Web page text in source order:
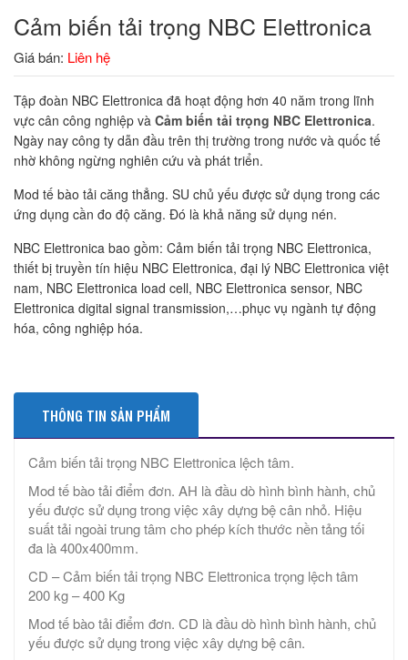
Cảm biến tải trọng NBC Elettronica
Giá bán: Liên hệ
Tập đoàn NBC Elettronica đã hoạt động hơn 40 năm trong lĩnh
vực cân công nghiệp và Cảm biến tải trọng NBC Elettronica.
Ngày nay công ty dẫn đầu trên thị trường trong nước và quốc tế
nhờ không ngừng nghiên cứu và phát triển.
Mod tế bào tải căng thẳng. SU chủ yếu được sử dụng trong các
ứng dụng cần đo độ căng. Đó là khả năng sử dụng nén.
NBC Elettronica bao gồm: Cảm biến tải trọng NBC Elettronica,
thiết bị truyền tín hiệu NBC Elettronica, đại lý NBC Elettronica việt
nam, NBC Elettronica load cell, NBC Elettronica sensor, NBC
Elettronica digital signal transmission,…phục vụ ngành tự động
hóa, công nghiệp hóa.
THÔNG TIN SẢN PHẨM
Cảm biến tải trọng NBC Elettronica lệch tâm.
Mod tế bào tải điểm đơn. AH là đầu dò hình bình hành, chủ
yếu được sử dụng trong việc xây dựng bệ cân nhỏ. Hiệu
suất tải ngoài trung tâm cho phép kích thước nền tảng tối
đa là 400x400mm.
CD – Cảm biến tải trọng NBC Elettronica trọng lệch tâm
200 kg – 400 Kg
Mod tế bào tải điểm đơn. CD là đầu dò hình bình hành, chủ
yếu được sử dụng trong việc xây dựng bệ cân.